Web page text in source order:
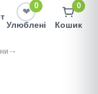
0
Улюблені
0
Кошик